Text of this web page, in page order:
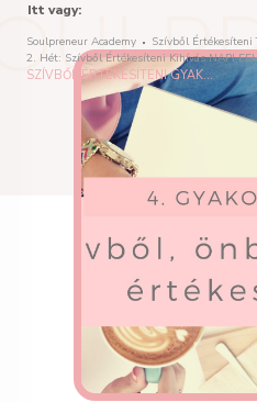
Itt vagy:
Soulpreneur Academy
Szívből Értékesíteni
2. Hét: Szívből Értékesíteni Kihívás NAPI
SZÍVBŐL ÉRTÉKESÍTENI GYAKORLÓ KIHÍVÁS – 4. NAP